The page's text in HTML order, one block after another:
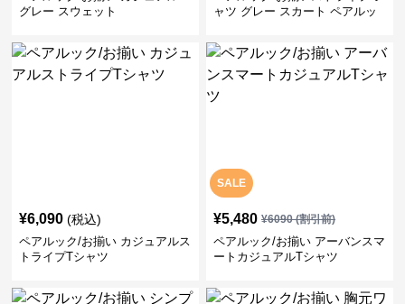
グレー スウェット
ャツ グレー スカート ペアルッ
¥6,090 (税込)
ペアルック/お揃い カジュアルス
トライプTシャツ
SALE
¥5,480 ¥6090(割引前)
ペアルック/お揃い アーバンスマ
ートカジュアルTシャツ